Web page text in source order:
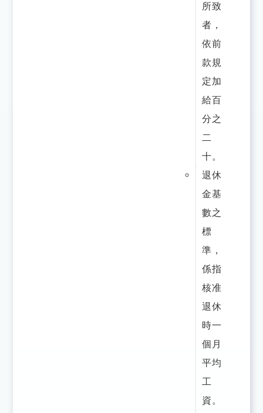
所致
者，
依前
款規
定加
給百
分之
二
十。
退休
金基
數之
標
準，
係指
核准
退休
時一
個月
平均
工
資。